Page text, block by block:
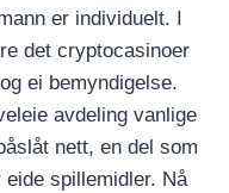
er individuelt. I
det cryptocasinoer
ei bemyndigelse.
avdeling vanlige
nett, en del som
spillemidler. Nå